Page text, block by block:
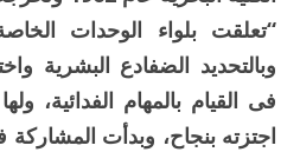
“تعلقت بلواء الوحدات
وبالتحديد الضفادع البشرية
فى القيام بالمهام
اجتزته بنجاح، وبدأت